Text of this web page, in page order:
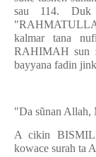
sau 114.
kalmar tana
RAHIMAH sun
bayyana fadin
"Da sũnan Allah,
A cikin
kowace surah ta